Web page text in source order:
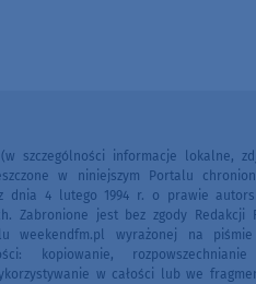
szczególności informacje lokalne,
w niniejszym Portalu
dnia 4 lutego 1994 r. o prawie
Zabronione jest bez zgody Redakcji
weekendfm.pl wyrażonej na
kopiowanie,
w całości lub we